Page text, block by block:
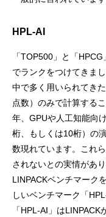
HPL-AI
「TOP500」と「
でランクをつけてきま
中で多く用いられてき
点数）のみで計算する
年、GPUや人工知能向
桁、もしくは10桁）の
数現れています。これ
されないとの実情があ
LINPACKベンチマーク
しいベンチマーク「
「HPL-AI」は